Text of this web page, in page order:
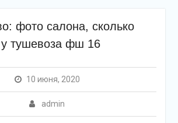
фото салона, сколько
у тушевоза фш 16
10 июня, 2020
admin